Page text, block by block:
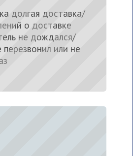
долгая доставка/
о доставке
не дождался/
или не